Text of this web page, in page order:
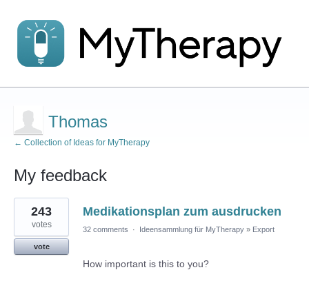
Thomas
← Collection of Ideas for MyTherapy
My feedback
1
result
found
Medikationsplan zum ausdrucken
243
votes
vote
32 comments · Ideensammlung für MyTherapy » Export
How important is this to you?